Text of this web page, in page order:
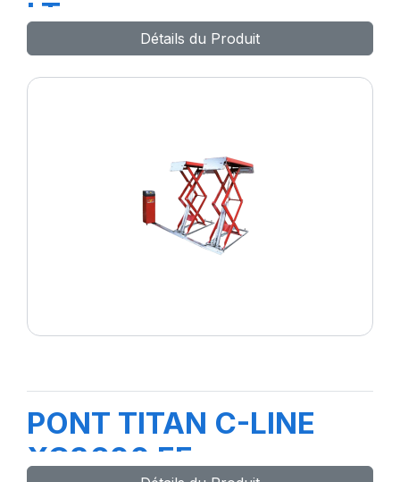
LT
Détails du Produit
PONT TITAN C-LINE
XC3600 EF